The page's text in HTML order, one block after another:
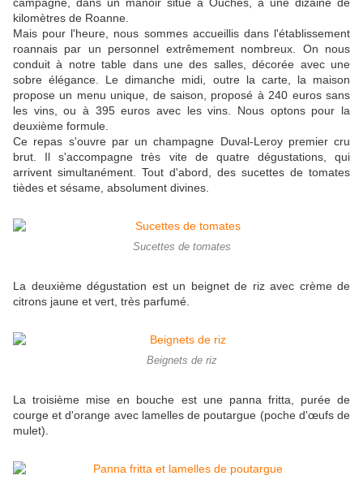
kilomètres de Roanne.
Mais pour l'heure, nous sommes accueillis dans l'établissement
roannais par un personnel extrêmement nombreux. On nous
conduit à notre table dans une des salles, décorée avec une
sobre élégance. Le dimanche midi, outre la carte, la maison
propose un menu unique, de saison, proposé à 240 euros sans
les vins, ou à 395 euros avec les vins. Nous optons pour la
deuxième formule.
Ce repas s'ouvre par un champagne Duval-Leroy premier cru
brut. Il s'accompagne très vite de quatre dégustations, qui
arrivent simultanément. Tout d'abord, des sucettes de tomates
tièdes et sésame, absolument divines.
Sucettes de tomates
La deuxième dégustation est un beignet de riz avec crème de
citrons jaune et vert, très parfumé.
Beignets de riz
La troisième mise en bouche est une panna fritta, purée de
courge et d'orange avec lamelles de poutargue (poche d'œufs de
mulet).